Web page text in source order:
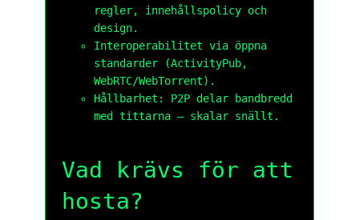
regler, innehållspolicy och
design.
Interoperabilitet via öppna
standarder (ActivityPub,
WebRTC/WebTorrent).
Hållbarhet: P2P delar bandbredd
med tittarna – skalar snällt.
Vad krävs för att
hosta?